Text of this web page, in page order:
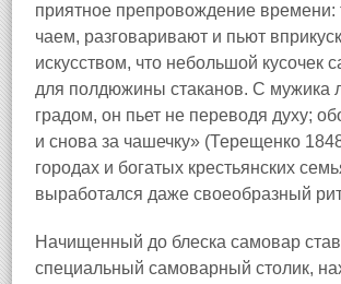
приятное препровождение времени:
чаем, разговаривают и пьют
искусством, что небольшой кусочек
для полдюжины стаканов. С мужика
градом, он пьет не переводя духу;
и снова за чашечку» (Терещенко
городах и богатых крестьянских
выработался даже своеобразный
Начищенный до блеска самовар
специальный самоварный столик,